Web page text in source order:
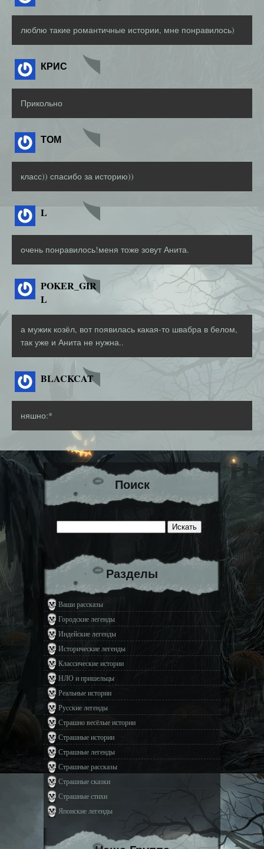
люблю такие романтичные истории, мне понравилось)
КРИС
Прикольно
ТОМ
класс)) спасибо за историю))
L
очень понравилось!меня тоже зовут Анита.
POKER_GIR
L
а мужик козёл, вот появилась какая-то швабра в белом,
так уже и Анита не нужна..
BLACKCAT
няшно:*
Поиск
Разделы
Ваши рассказы
Городские легенды
Индейские легенды
Исторические легенды
Классические истории
НЛО и пришельцы
Реальные истории
Русские легенды
Страшно весёлые истории
Страшные истории
Страшные легенды
Страшные рассказы
Страшные сказки
Страшные стихи
Японские легенды